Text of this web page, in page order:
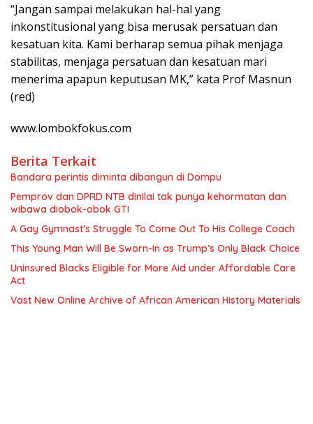
“Jangan sampai melakukan hal-hal yang
inkonstitusional yang bisa merusak persatuan dan
kesatuan kita. Kami berharap semua pihak menjaga
stabilitas, menjaga persatuan dan kesatuan mari
menerima apapun keputusan MK,” kata Prof Masnun
(red)
www.lombokfokus.com
Berita Terkait
Bandara perintis diminta dibangun di Dompu
Pemprov dan DPRD NTB dinilai tak punya kehormatan dan
wibawa diobok-obok GTI
A Gay Gymnast’s Struggle To Come Out To His College Coach
This Young Man Will Be Sworn-In as Trump’s Only Black Choice
Uninsured Blacks Eligible for More Aid under Affordable Care
Act
Vast New Online Archive of African American History Materials